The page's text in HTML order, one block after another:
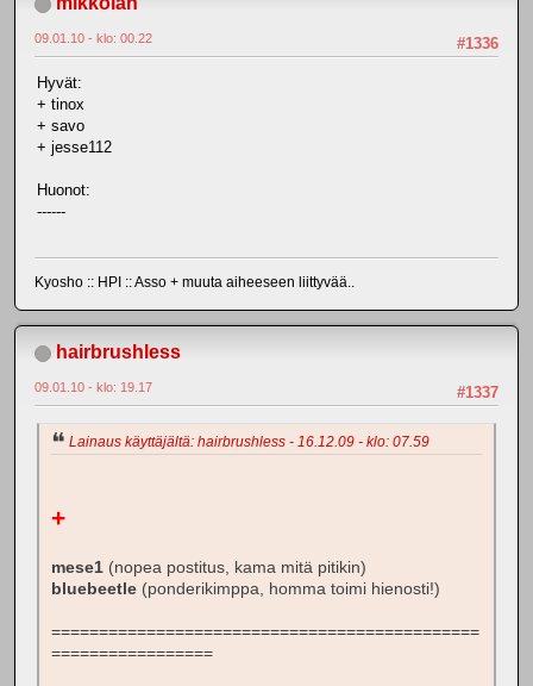
#1336
09.01.10 - klo: 00.22
Hyvät:
+ tinox
+ savo
+ jesse112
Huonot:
------
Kyosho :: HPI :: Asso + muuta aiheeseen liittyvää..
hairbrushless
#1337
09.01.10 - klo: 19.17
Lainaus käyttäjältä: hairbrushless - 16.12.09 - klo: 07.59
+
mese1 (nopea postitus, kama mitä pitikin)
bluebeetle (ponderikimppa, homma toimi hienosti!)
=============================================
=================